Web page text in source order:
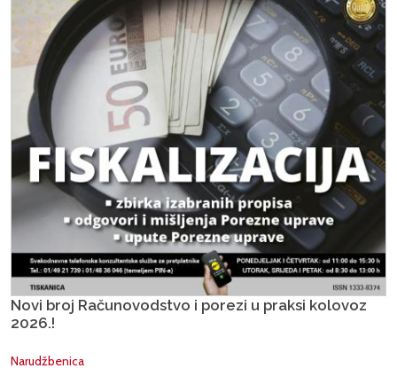
Novi broj Računovodstvo i porezi u praksi kolovoz
2026.!
Narudžbenica